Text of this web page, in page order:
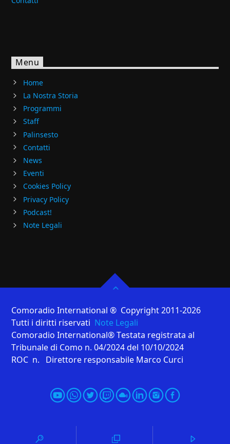
Menu
Home
La Nostra Storia
Programmi
Staff
Palinsesto
Contatti
News
Eventi
Cookies Policy
Privacy Policy
Podcast!
Note Legali
Comoradio International ® Copyright 2011-2026
Tutti i diritti riservati Note Legali
Comoradio International® Testata registrata al
Tribunale di Como n. 04/2024 del 10/10/2024
ROC n. Direttore responsabile Marco Curci